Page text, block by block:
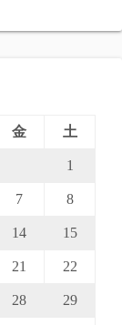
金 土
1
7 8
14 15
21 22
28 29